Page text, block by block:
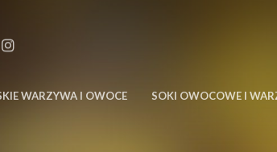
WARZYWA I OWOCE SOKI OWOCOWE I